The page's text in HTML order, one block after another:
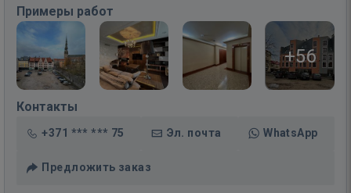
Примеры работ
+56
Контакты
+371 *** *** 75 Эл. почта WhatsApp
Предложить заказ